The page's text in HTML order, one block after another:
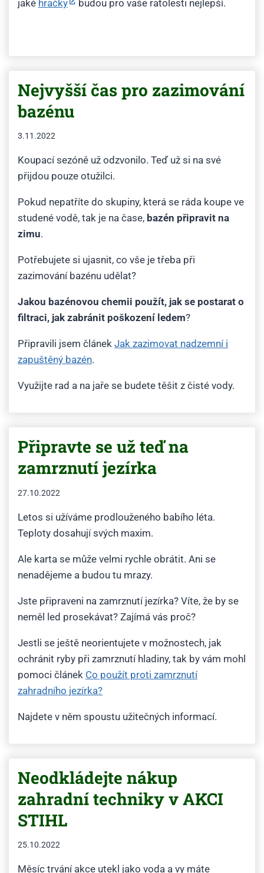
jaké hračky budou pro vaše ratolesti nejlepší.
Nejvyšší čas pro zazimování
bazénu
3.11.2022
Koupací sezóně už odzvonilo. Teď už si na své
přijdou pouze otužilci.
Pokud nepatříte do skupiny, která se ráda koupe ve
studené vodě, tak je na čase, bazén připravit na
zimu.
Potřebujete si ujasnit, co vše je třeba při
zazimování bazénu udělat?
Jakou bazénovou chemii použít, jak se postarat o
filtraci, jak zabránit poškození ledem?
Připravili jsem článek Jak zazimovat nadzemní i
zapuštěný bazén.
Využijte rad a na jaře se budete těšit z čisté vody.
Připravte se už teď na
zamrznutí jezírka
27.10.2022
Letos si užíváme prodlouženého babího léta.
Teploty dosahují svých maxim.
Ale karta se může velmi rychle obrátit. Ani se
nenadějeme a budou tu mrazy.
Jste připraveni na zamrznutí jezírka? Víte, že by se
neměl led prosekávat? Zajímá vás proč?
Jestli se ještě neorientujete v možnostech, jak
ochránit ryby při zamrznutí hladiny, tak by vám mohl
pomoci článek Co použít proti zamrznutí
zahradního jezírka?
Najdete v něm spoustu užitečných informací.
Neodkládejte nákup
zahradní techniky v AKCI
STIHL
25.10.2022
Měsíc trvání akce utekl jako voda a vy máte